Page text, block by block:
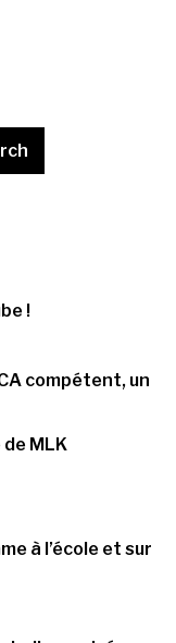
!
compétent, un
de MLK
à l’école et sur